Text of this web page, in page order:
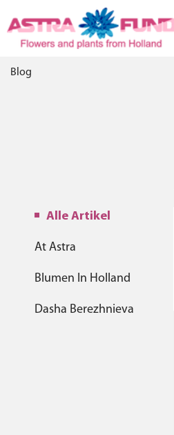
Blog
Alle Artikel
At Astra
Blumen In Holland
Dasha Berezhnieva